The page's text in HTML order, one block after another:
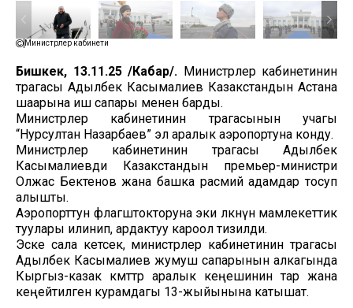
Министрлер кабинети
Бишкек, 13.11.25 /Кабар/. Министрлер кабинетинин
төрагасы Адылбек Касымалиев Казакстандын Астана
шаарына иш сапары менен барды.
Министрлер кабинетинин төрагасынын учагы
“Нурсултан Назарбаев” эл аралык аэропортуна конду.
Министрлер кабинетинин төрагасы Адылбек
Касымалиевди Казакстандын премьер-министри
Олжас Бектенов жана башка расмий адамдар тосуп
алышты.
Аэропорттун флагштокторуна эки өлкөнүн мамлекеттик
туулары илинип, ардактуу кароол тизилди.
Эске сала кетсек, министрлер кабинетинин төрагасы
Адылбек Касымалиев жумуш сапарынын алкагында
Кыргыз-казак өкмөттөр аралык кеңешинин тар жана
кеңейтилген курамдагы 13-жыйынына катышат.